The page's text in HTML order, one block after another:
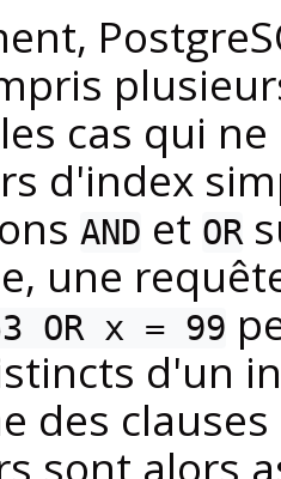
cas qui
d'index
AND et OR
une
OR x = 99
d'un
des
sont alors